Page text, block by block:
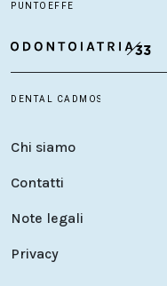
Chi siamo
Contatti
Note legali
Privacy